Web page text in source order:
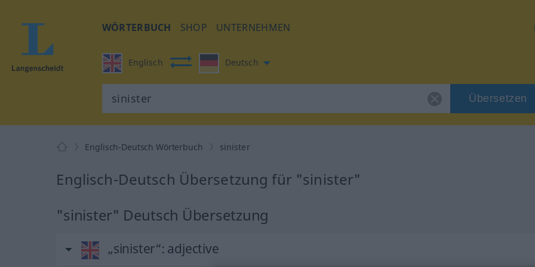
WÖRTERBUCH SHOP UNTERNEHMEN
Englisch Deutsch
Übersetzen
Englisch-Deutsch Wörterbuch sinister
Englisch-Deutsch Übersetzung für "sinister"
"sinister" Deutsch Übersetzung
„sinister“: adjective